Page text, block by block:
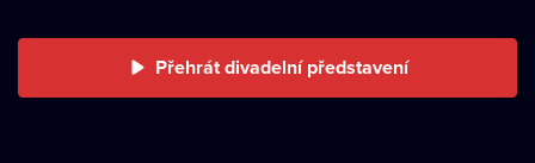
Přehrát divadelní představení